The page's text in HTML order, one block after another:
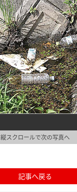
縦スクロールで次の写真へ
記事へ戻る